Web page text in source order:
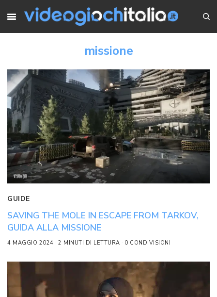
missione
GUIDE
SAVING THE MOLE IN ESCAPE FROM TARKOV,
GUIDA ALLA MISSIONE
4 MAGGIO 2024 2 MINUTI DI LETTURA 0 CONDIVISIONI